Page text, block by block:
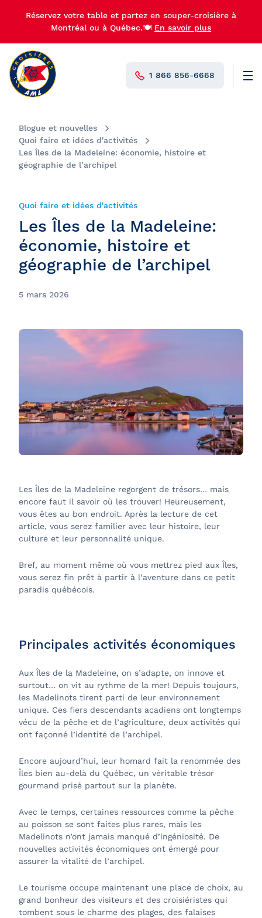
Réservez votre table et partez en souper-croisière à
Montréal ou à Québec.🍽️ En savoir plus
1 866 856-6668
Blogue et nouvelles
Quoi faire et idées d'activités
Les Îles de la Madeleine: économie, histoire et
géographie de l’archipel
Quoi faire et idées d'activités
Les Îles de la Madeleine:
économie, histoire et
géographie de l’archipel
5 mars 2026
Les Îles de la Madeleine regorgent de trésors… mais
encore faut il savoir où les trouver! Heureusement,
vous êtes au bon endroit. Après la lecture de cet
article, vous serez familier avec leur histoire, leur
culture et leur personnalité unique.
Bref, au moment même où vous mettrez pied aux Îles,
vous serez fin prêt à partir à l’aventure dans ce petit
paradis québécois.
Principales activités économiques
Aux Îles de la Madeleine, on s’adapte, on innove et
surtout… on vit au rythme de la mer! Depuis toujours,
les Madelinots tirent parti de leur environnement
unique. Ces fiers descendants acadiens ont longtemps
vécu de la pêche et de l’agriculture, deux activités qui
ont façonné l’identité de l’archipel.
Encore aujourd’hui, leur homard fait la renommée des
Îles bien au-delà du Québec, un véritable trésor
gourmand prisé partout sur la planète.
Avec le temps, certaines ressources comme la pêche
au poisson se sont faites plus rares, mais les
Madelinots n’ont jamais manqué d’ingéniosité. De
nouvelles activités économiques ont émergé pour
assurer la vitalité de l’archipel.
Le tourisme occupe maintenant une place de choix, au
grand bonheur des visiteurs et des croisiéristes qui
tombent sous le charme des plages, des falaises